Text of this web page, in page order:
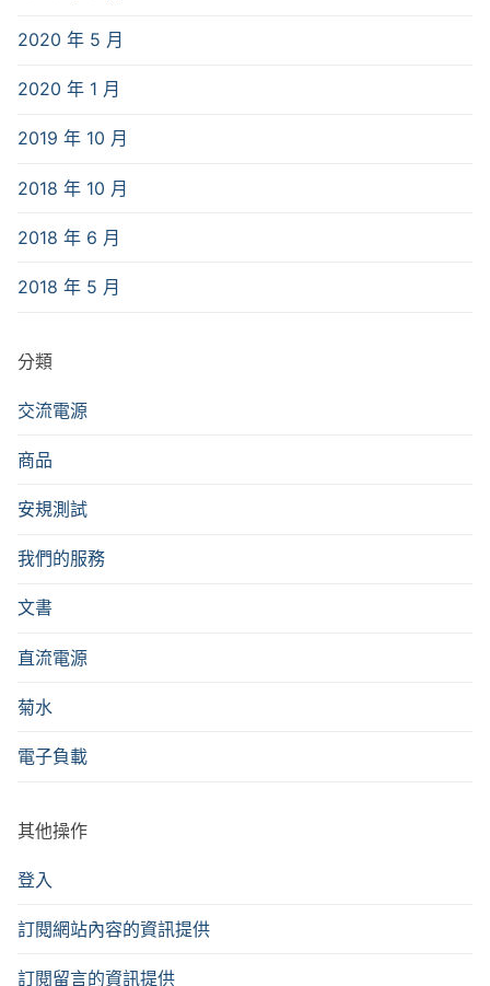
2020 年 5 月
2020 年 1 月
2019 年 10 月
2018 年 10 月
2018 年 6 月
2018 年 5 月
分類
交流電源
商品
安規測試
我們的服務
文書
直流電源
菊水
電子負載
其他操作
登入
訂閱網站內容的資訊提供
訂閱留言的資訊提供